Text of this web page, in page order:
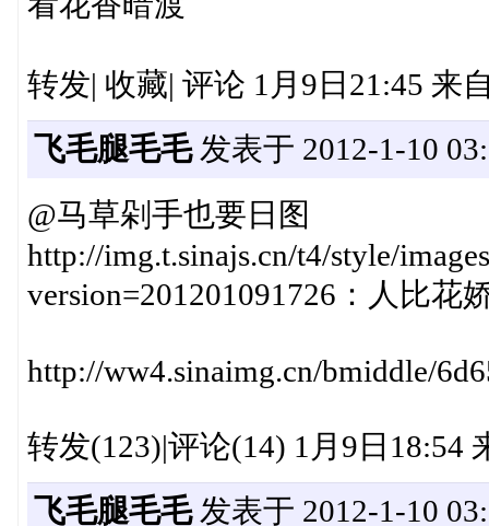
转发| 收藏| 评论 1月9日21:45 来
飞毛腿毛毛发表于 2012-1-10
@马草剁手也要日图
http://img.t.sinajs.cn/t4/style/
version=201201091726：人比花
http://ww4.sinaimg.cn/bmiddle/
转发(123)|评论(14) 1月9日18:54
飞毛腿毛毛发表于 2012-1-10